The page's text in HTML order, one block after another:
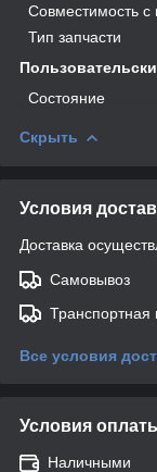
Совместимость с
Тип запчасти
Состояние
Скрыть
Условия
Доставка
Самовывоз
Транспортная
Все условия
Условия
Наличными